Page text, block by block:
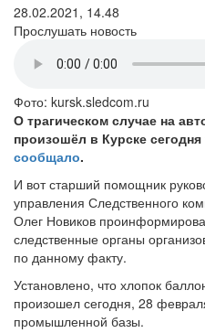
28.02.2021, 14.48
Прослушать новость
Фото: kursk.sledcom.ru
О трагическом случае на
произошёл в Курске
сообщало.
И вот старший помощник
управления Следственного
Олег Новиков
следственные органы
по данному факту.
Установлено, что хлопок
произошел сегодня, 28
промышленной базы.